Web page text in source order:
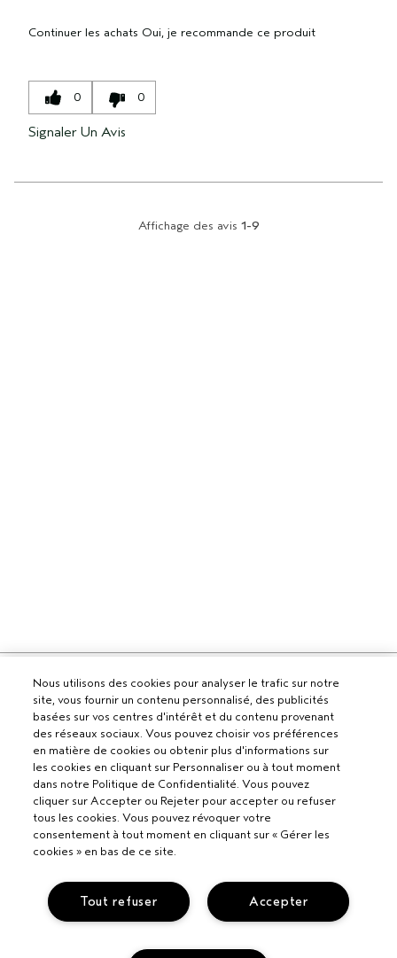
Continuer les achats Oui, je recommande ce produit
0 0
Signaler Un Avis
Affichage des avis 1-9
Pour les professionnels
DEVENIR UN SALON AVEDA
Besoin d’aide ?
APPELEZ LE +33186652316
PARLEZ-NOUS
RETOURS ET ÉCHANGES
SERVICE CLIENT
CONTACTER LE FABRICANT
COMMENT RECYCLER LES PRODUITS
SUIVRE MA COMMANDE
Politique de confidentialité
POLITIQUE DE CONFIDENTIALITÉ
CONDITIONS GÉNÉRALES
CONDITIONS DE VENTE
GÉRER LES COOKIES
ACCESSIBILITÉ
© Aveda Corp.
Nous utilisons des cookies pour analyser le trafic sur notre
site, vous fournir un contenu personnalisé, des publicités
basées sur vos centres d'intérêt et du contenu provenant
des réseaux sociaux. Vous pouvez choisir vos préférences
en matière de cookies ou obtenir plus d'informations sur
les cookies en cliquant sur Personnaliser ou à tout moment
dans notre Politique de Confidentialité. Vous pouvez
cliquer sur Accepter ou Rejeter pour accepter ou refuser
tous les cookies. Vous pouvez révoquer votre
consentement à tout moment en cliquant sur « Gérer les
cookies » en bas de ce site.
Accepter
Tout refuser